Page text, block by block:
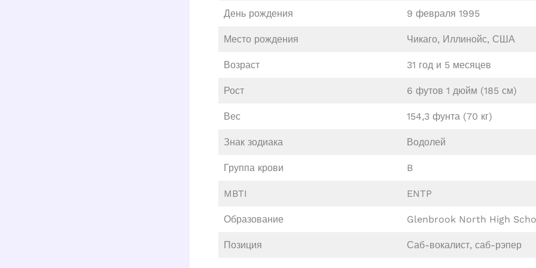
День рождения 9 февраля 1995
Место рождения Чикаго, Иллинойс, США
Возраст 31 год и 5 месяцев
Рост 6 футов 1 дюйм (185 см)
Вес 154,3 фунта (70 кг)
Знак зодиака Водолей
Группа крови B
MBTI ENTP
Образование Glenbrook North High
Позиция Саб-вокалист, саб-рэпер